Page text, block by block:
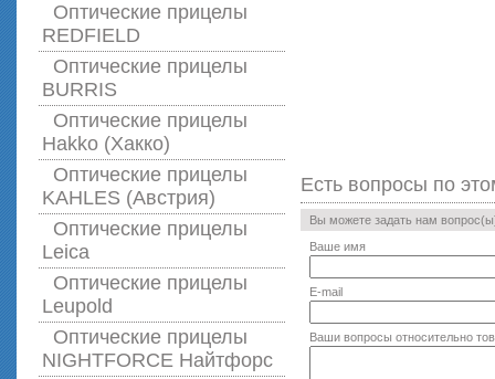
Оптические прицелы
REDFIELD
Оптические прицелы
BURRIS
Оптические прицелы
Hakko (Хакко)
Оптические прицелы
KAHLES (Австрия)
Оптические прицелы
Leica
Оптические прицелы
Leupold
Оптические прицелы
NIGHTFORCE Найтфорс
Есть вопросы по
Вы можете задать нам
Ваше имя
E-mail
Ваши вопросы относительно